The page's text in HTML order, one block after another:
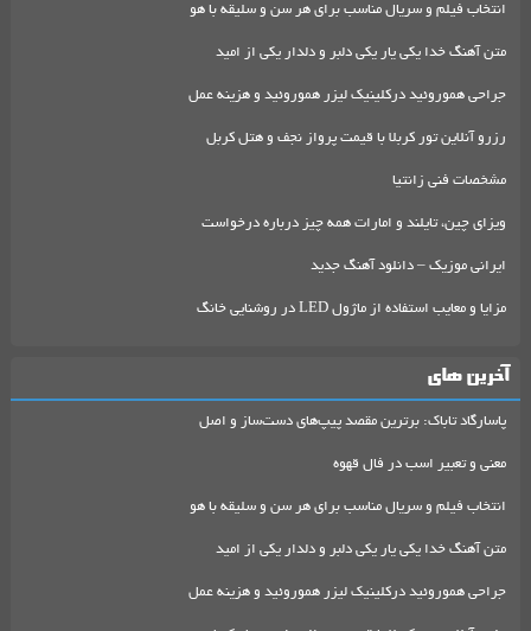
انتخاب فیلم و سریال مناسب برای هر سن و سلیقه با هو
متن آهنگ خدا یکی یار یکی دلبر و دلدار یکی از امید
جراحی هموروئید درکلینیک لیزر هموروئید و هزینه عمل
رزرو آنلاین تور کربلا با قیمت پرواز نجف و هتل کربل
مشخصات فنی زانتیا
ویزای چین، تایلند و امارات همه چیز درباره درخواست
ایرانی موزیک – دانلود آهنگ جدید
مزایا و معایب استفاده از ماژول LED در روشنایی خانگ
آخرین های
پاسارگاد تاباک: برترین مقصد پیپ‌های دست‌ساز و اصل
معنی و تعبیر اسب در فال قهوه
انتخاب فیلم و سریال مناسب برای هر سن و سلیقه با هو
متن آهنگ خدا یکی یار یکی دلبر و دلدار یکی از امید
جراحی هموروئید درکلینیک لیزر هموروئید و هزینه عمل